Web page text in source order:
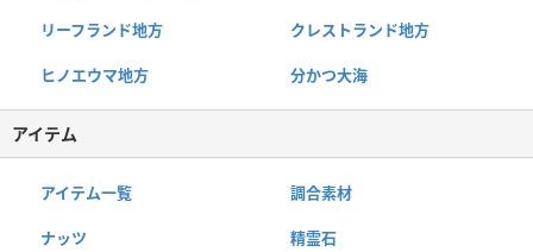
リーフランド地方 クレストランド地方
ヒノエウマ地方 分かつ大海
アイテム
アイテム一覧 調合素材
ナッツ 精霊石